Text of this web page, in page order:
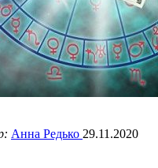
Анна Редько 29.11.2020